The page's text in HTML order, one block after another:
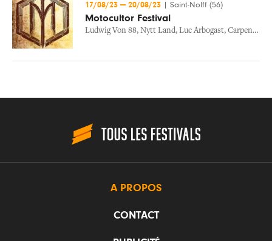
17/08/23 — 20/08/23 Saint-Nolff (56)
Motocultor Festival
Ludwig Von 88, Nytt Land, Luc Arbogast, Carpenter Brut
A PROPOS
CONTACT